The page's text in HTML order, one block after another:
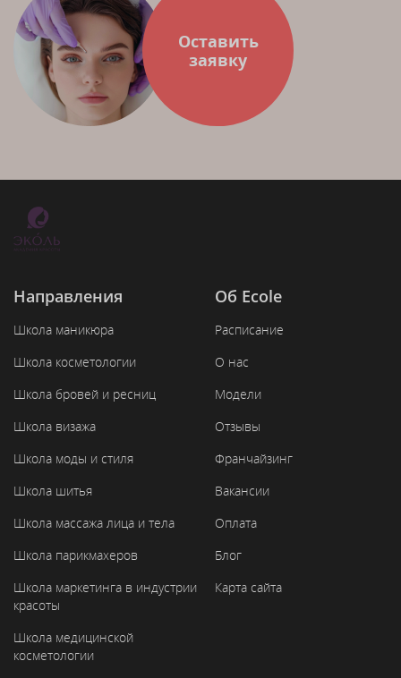
Оставить
заявку
Направления
Школа маникюра
Школа косметологии
Школа бровей и ресниц
Школа визажа
Школа моды и стиля
Школа шитья
Школа массажа лица и тела
Школа парикмахеров
Школа маркетинга в индустрии
красоты
Школа медицинской
косметологии
Об Ecole
Расписание
О нас
Модели
Отзывы
Франчайзинг
Вакансии
Оплата
Блог
Карта сайта